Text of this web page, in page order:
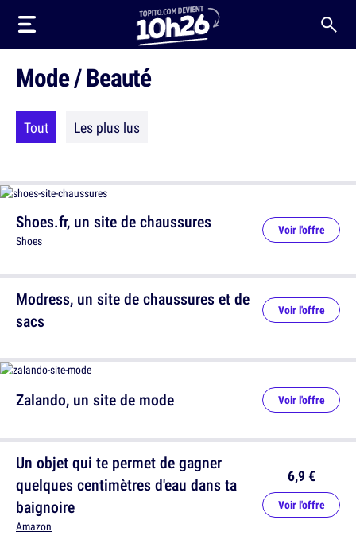
Mode / Beauté
Tout Les plus lus
Shoes.fr, un site de chaussures
Shoes
Voir l'offre
Zalando, un site de mode Voir l'offre
Modress, un site de chaussures et de
sacs
Voir l'offre
Un objet qui te permet de gagner
quelques centimètres d'eau dans ta
baignoire
Amazon
6,9 €
Voir l'offre